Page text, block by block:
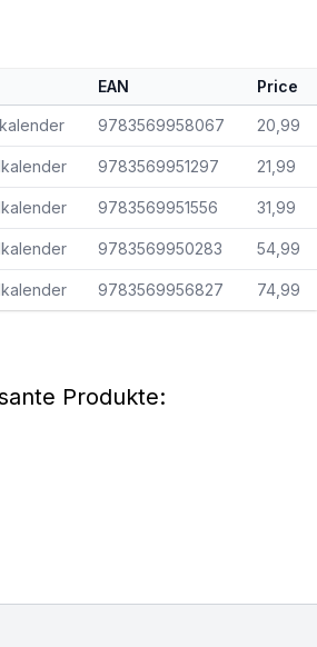
EAN Price
9783569958067 20,99
9783569951297 21,99
9783569951556 31,99
9783569950283 54,99
9783569956827 74,99
Produkte: